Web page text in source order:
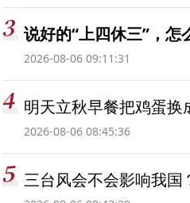
说好的“上四休三”，怎
2026-08-06 09:11:31
明天立秋早餐把鸡蛋换
2026-08-06 08:45:36
三台风会不会影响我国